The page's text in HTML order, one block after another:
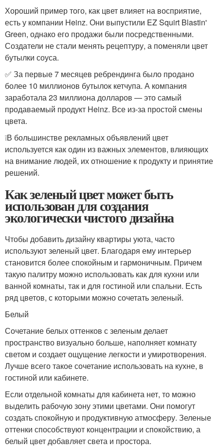
Хороший пример того, как цвет влияет на восприятие,
есть у компании Heinz. Они выпустили EZ Squirt Blastin'
Green, однако его продажи были посредственными.
Создатели не стали менять рецептуру, а поменяли цвет
бутылки соуса.
✅ За первые 7 месяцев ребрендинга было продано
более 10 миллионов бутылок кетчупа. А компания
заработала 23 миллиона долларов — это самый
продаваемый продукт Heinz. Все из-за простой смены
цвета.
❕В большинстве рекламных объявлений цвет
используется как один из важных элементов, влияющих
на внимание людей, их отношение к продукту и принятие
решений.
Как зеленый цвет может быть
использован для создания
экологически чистого дизайна
Чтобы добавить дизайну квартиры уюта, часто
используют зеленый цвет. Благодаря ему интерьер
становится более спокойным и гармоничным. Причем
такую палитру можно использовать как для кухни или
ванной комнаты, так и для гостиной или спальни. Есть
ряд цветов, с которыми можно сочетать зеленый.
Белый
Сочетание белых оттенков с зеленым делает
пространство визуально больше, наполняет комнату
светом и создает ощущение легкости и умиротворения.
Лучше всего такое сочетание использовать на кухне, в
гостиной или кабинете.
Если отдельной комнаты для кабинета нет, то можно
выделить рабочую зону этими цветами. Они помогут
создать спокойную и продуктивную атмосферу. Зеленые
оттенки способствуют концентрации и спокойствию, а
белый цвет добавляет света и простора.